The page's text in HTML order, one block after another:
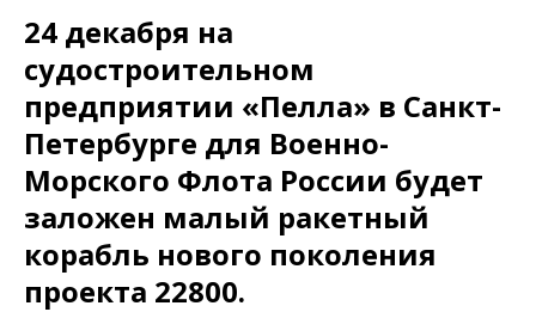
24 декабря на
судостроительном
предприятии «Пелла» в Санкт-
Петербурге для Военно-
Морского Флота России будет
заложен малый ракетный
корабль нового поколения
проекта 22800.